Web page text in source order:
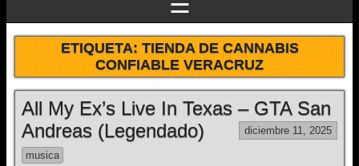
ETIQUETA:TIENDA DE CANNABIS
CONFIABLE VERACRUZ
All My Ex’s Live In Texas – GTA San
Andreas (Legendado)
diciembre 11, 2025
musica